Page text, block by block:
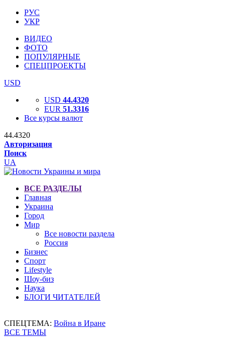
РУС
УКР
ВИДЕО
ФОТО
ПОПУЛЯРНЫЕ
СПЕЦПРОЕКТЫ
USD
USD 44.4320
EUR 51.3316
Все курсы валют
44.4320
Авторизация
Поиск
UA
ВСЕ РАЗДЕЛЫ
Главная
Украина
Город
Мир
Все новости раздела
Россия
Бизнес
Спорт
Lifestyle
Шоу-биз
Наука
БЛОГИ ЧИТАТЕЛЕЙ
СПЕЦТЕМА: Война в Иране
ВСЕ ТЕМЫ